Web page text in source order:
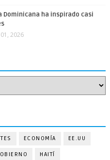
Dominicana ha inspirado casi
2026
ECONOMÍA EE.UU
HAITÍ